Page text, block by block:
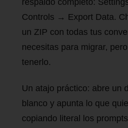
respaldo completo:
Controls → Export Data.
un ZIP con todas tus
necesitas para migrar,
tenerlo.
Un atajo práctico: abre un
blanco y apunta lo que
copiando literal los